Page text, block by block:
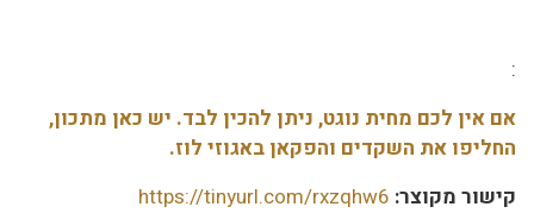
:
אם אין לכם מחית נוגט, ניתן להכין לבד. יש כאן מתכון,
החליפו את השקדים והפקאן באגוזי לוז.
קישור מקוצר: https://tinyurl.com/rxzqhw6